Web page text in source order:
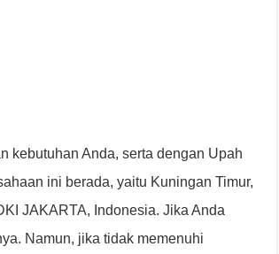
kebutuhan Anda, serta dengan Upah
ini berada, yaitu Kuningan Timur,
JAKARTA, Indonesia. Jika Anda
Namun, jika tidak memenuhi